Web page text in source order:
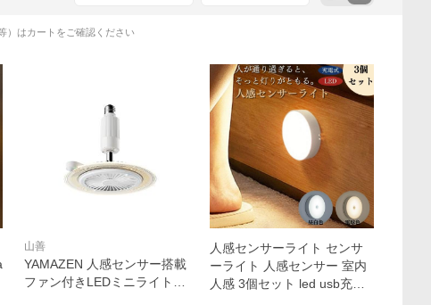
）はカートをご確認ください
山善
YAMAZEN 人感センサー搭載
ファン付きLEDミニライト(E
人感センサーライト センサ
ーライト 人感センサー 室内
人感 3個セット led usb充電